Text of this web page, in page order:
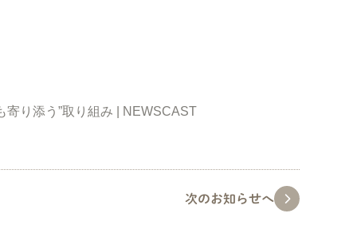
り添う”取り組み | NEWSCAST
次のお知らせへ